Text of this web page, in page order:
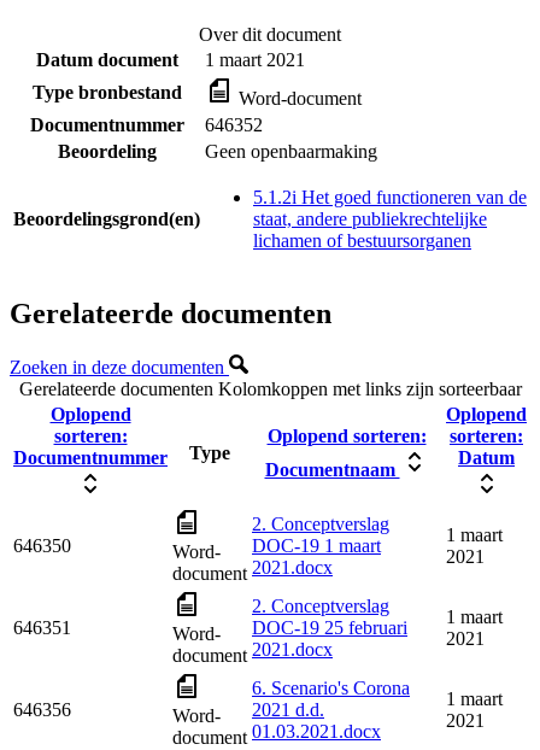
Over dit document
Datum document
1 maart 2021
Type bronbestand
Word-document
Documentnummer
646352
Beoordeling
Geen openbaarmaking
Beoordelingsgrond(en)
5.1.2i Het goed functioneren van de
staat, andere publiekrechtelijke
lichamen of bestuursorganen
Gerelateerde documenten
Zoeken in deze documenten
Gerelateerde documenten Kolomkoppen met links zijn sorteerbaar
Oplopend
sorteren:
Documentnummer
Type
Oplopend sorteren:
Documentnaam
Oplopend
sorteren:
Datum
646350
Word-
document
2. Conceptverslag
DOC-19 1 maart
2021.docx
1 maart
2021
646351
Word-
document
2. Conceptverslag
DOC-19 25 februari
2021.docx
1 maart
2021
646356
Word-
document
6. Scenario's Corona
2021 d.d.
01.03.2021.docx
1 maart
2021